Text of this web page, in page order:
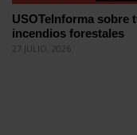
USOTeInforma sobre
incendios forestales
27 JULIO, 2026